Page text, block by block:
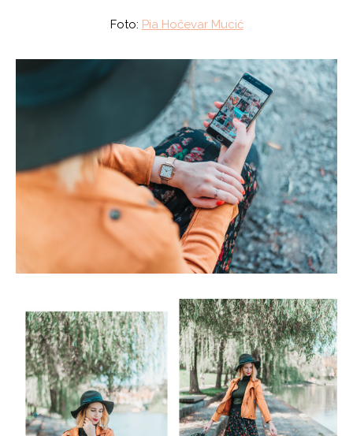
Foto: Pia Hočevar Mucić